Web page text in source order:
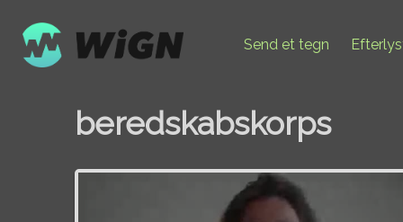
Send et tegn
beredskabskorps